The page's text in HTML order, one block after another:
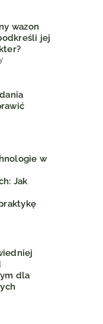
wazon
jej
w
Jak
dla